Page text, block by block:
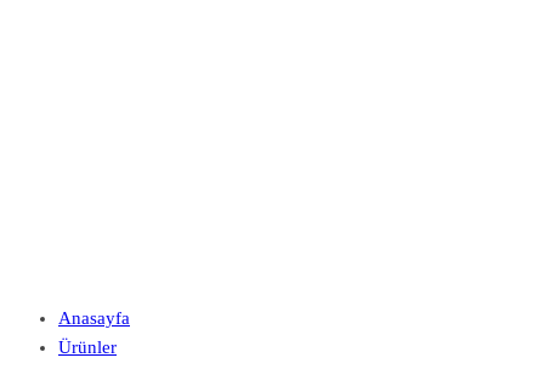
Anasayfa
Ürünler